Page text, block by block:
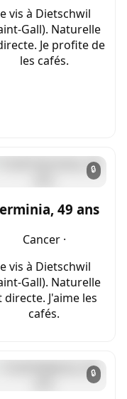
vis à Dietschwil
Gall). Naturelle
Je profite de
les cafés.
🔒
49 ans
Cancer ·
vis à Dietschwil
Gall). Naturelle
directe. J'aime les
cafés.
🔒